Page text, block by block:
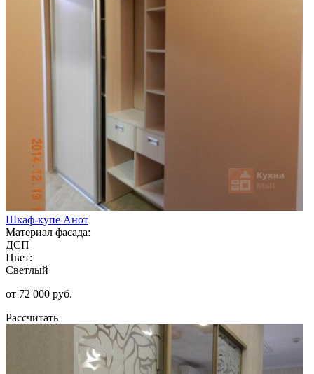
Шкаф-купе Анот
Материал фасада:
ДСП
Цвет:
Светлый
от 72 000 руб.
Рассчитать